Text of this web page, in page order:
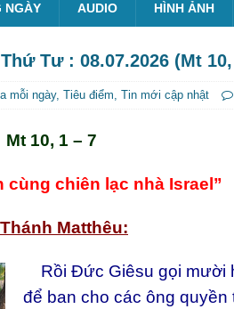
NGÀY AUDIO HÌNH ẢNH
Tư : 08.07.2026 (Mt 10,
mỗi ngày, Tiêu điểm, Tin mới cập nhật
Mt 10, 1 – 7
cùng chiên lạc nhà Israel”
Matthêu:
Rồi Đức Giêsu gọi mười
để ban cho các ông quyền